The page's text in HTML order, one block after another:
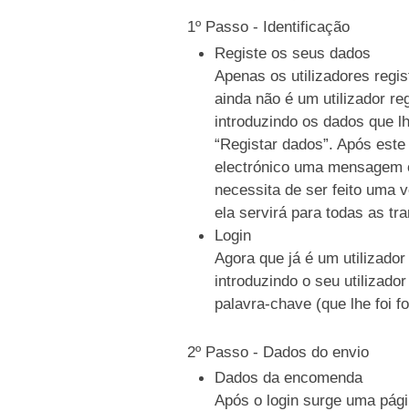
1º Passo - Identificação
Registe os seus dados
Apenas os utilizadores
ainda não é um utilizador
introduzindo os dados que
“Registar dados”. Após
electrónico uma
necessita de ser feito uma
ela servirá para todas as
Login
Agora que já é um
introduzindo o seu
palavra-chave (que lhe foi
2º Passo - Dados do envio
Dados da encomenda
Após o login surge uma